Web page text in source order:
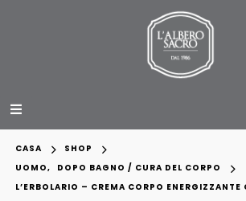
CASA
SHOP
UOMO,
DOPO BAGNO / CURA DEL CORPO
L’ERBOLARIO – CREMA CORPO ENERGIZZANTE